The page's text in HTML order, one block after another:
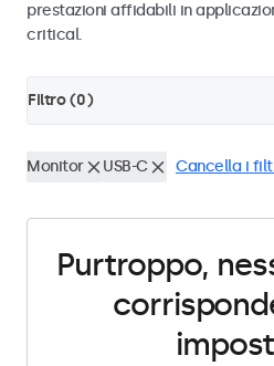
prestazioni affidabili in
critical.
Filtro (0)
Monitor USB-C Cancella i
Purtroppo,